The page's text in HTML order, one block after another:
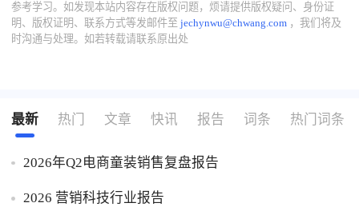
参考学习。如发现本站内容存在版权问题，烦请提供版权疑问、身份证
明、版权证明、联系方式等发邮件至jechynwu@chwang.com ，我们将及
时沟通与处理。如若转载请联系原出处
最新 热门 文章 快讯 报告 词条 热门词条
2026年Q2电商童装销售复盘报告
2026 营销科技行业报告